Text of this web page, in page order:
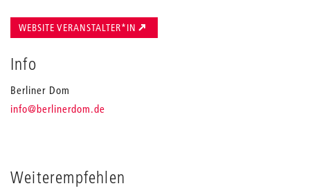
Weiterempfehlen
WEBSITE VERANSTALTER*IN
Info
Berliner Dom
info_
@berlinerdom.de